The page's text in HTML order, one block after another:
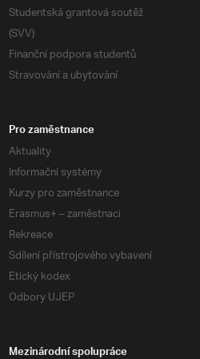
Studentská grantová soutěž
(SVV)
Finanční podpora studentů
Stravování a ubytování
Pro zaměstnance
Aktuality
Informační systémy
Kurzy pro zaměstnance
Erasmus+ – zaměstnaci
Rekreace
Sdílení přístrojového vybavení
Etický kodex
Odbory UJEP
Mezinárodní spolupráce